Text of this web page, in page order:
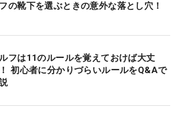
の靴下を選ぶときの意外な落とし穴！
フは11のルールを覚えておけば大丈
初心者に分かりづらいルールをQ&Aで